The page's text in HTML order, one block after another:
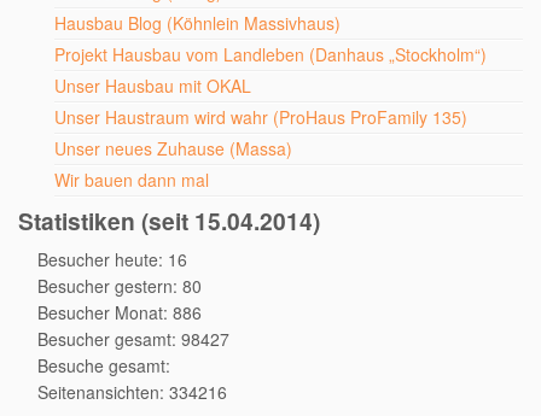
Hausbau Blog (Köhnlein Massivhaus)
Projekt Hausbau vom Landleben (Danhaus „Stockholm“)
Unser Hausbau mit OKAL
Unser Haustraum wird wahr (ProHaus ProFamily 135)
Unser neues Zuhause (Massa)
Wir bauen dann mal
Statistiken (seit 15.04.2014)
Besucher heute: 16
Besucher gestern: 80
Besucher Monat: 886
Besucher gesamt: 98427
Besuche gesamt:
Seitenansichten: 334216